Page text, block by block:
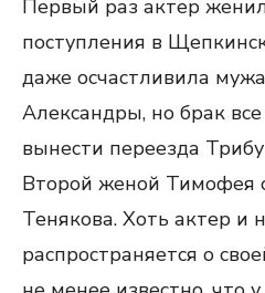
Первый раз актер
поступления в
даже осчастливила
Александры, но брак
вынести переезда
Второй женой Тимофея
Тенякова. Хоть актер и
распространяется о